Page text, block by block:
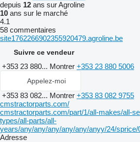
depuis 12 ans sur Agroline
10 ans sur le marché
4.1
58 commentaires
site1762266902355920479.agroline.be
Suivre ce vendeur
+353 23 880... Montrer +353 23 880 5006
Appelez-moi
+353 83 082... Montrer +353 83 082 9755
cmstractorparts.com/
cmstractorparts.com/part/1/all-makes/all-
types/all-parts/all-
years/any/any/any/any/any/anyy/24/sprice/
Adresse